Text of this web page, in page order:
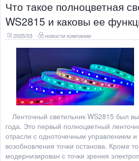
Что такое полноцветная
WS2815 и каковы ее
2025/03 новости компании
Ленточный светильник WS2815 был
года. Это первый полноцветный
отрасли с одноточечным управлением
возобновления точки останова. Кроме
модернизирован с точки зрения